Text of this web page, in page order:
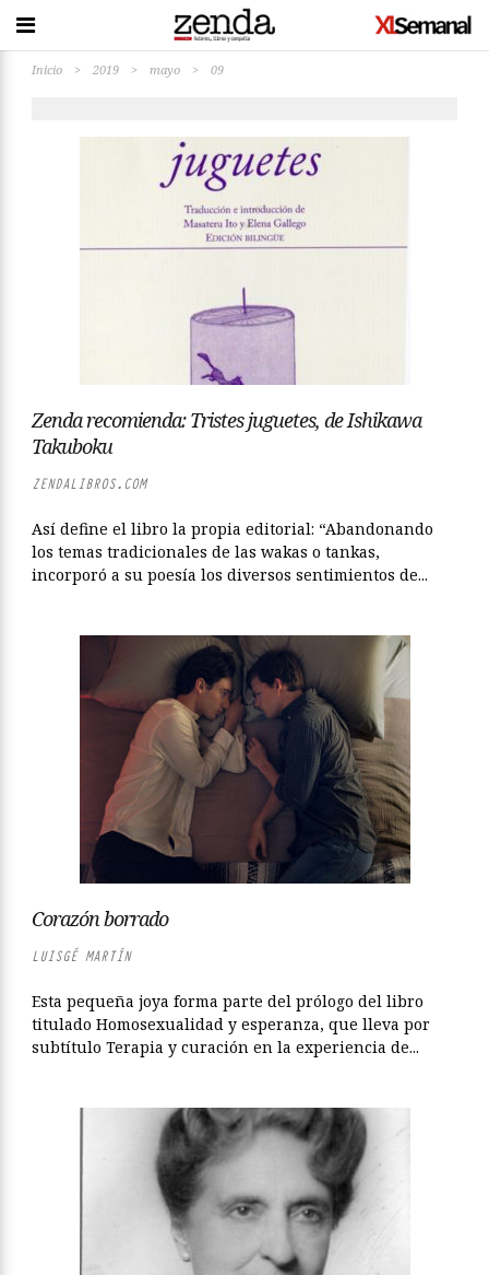
Inicio > 2019 > mayo > 09
Zenda recomienda: Tristes juguetes, de Ishikawa
Takuboku
ZENDALIBROS.COM
Así define el libro la propia editorial: “Abandonando
los temas tradicionales de las wakas o tankas,
incorporó a su poesía los diversos sentimientos de...
Corazón borrado
LUISGÉ MARTÍN
Esta pequeña joya forma parte del prólogo del libro
titulado Homosexualidad y esperanza, que lleva por
subtítulo Terapia y curación en la experiencia de...